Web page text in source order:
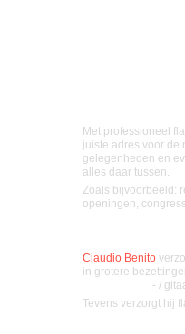
Met professioneel
juiste adres voor de
gelegenheden en
alles daar tussen.
Zoals bijvoorbeeld:
openingen,
Claudio Benito
in grotere
- /
Tevens verzorgt hij